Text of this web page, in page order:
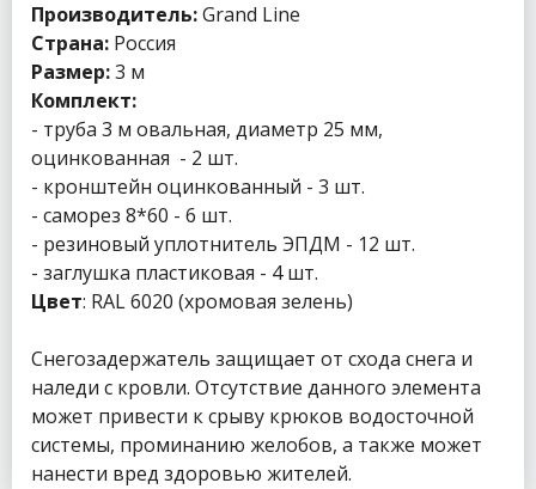
Производитель:Grand Line
Страна: Россия
Размер:3 м
Комплект:
- труба 3 м овальная, диаметр 25 мм,
оцинкованная - 2 шт.
- кронштейн оцинкованный - 3 шт.
- саморез 8*60 - 6 шт.
- резиновый уплотнитель ЭПДМ - 12 шт.
- заглушка пластиковая - 4 шт.
Цвет: RAL 6020 (хромовая зелень)
Снегозадержатель защищает от схода снега и
наледи с кровли. Отсутствие данного элемента
может привести к срыву крюков водосточной
системы, проминанию желобов, а также может
нанести вред здоровью жителей.